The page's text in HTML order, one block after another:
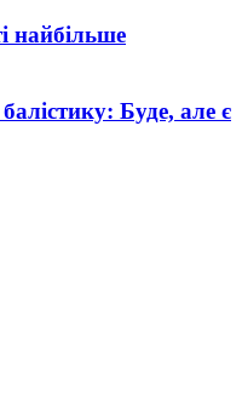
найбільше
Буде, але є